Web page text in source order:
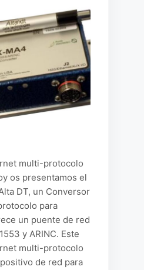
multi-protocolo
os presentamos el
DT, un Conversor
para
un puente de red
y ARINC. Este
multi-protocolo
de red para